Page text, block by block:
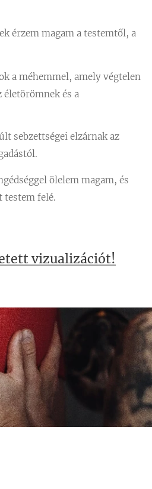
érzem magam a testemtől, a
a méhemmel, amely végtelen
és a
sebzettségei elzárnak az
ölelem magam, és
felé.
vizualizációt!